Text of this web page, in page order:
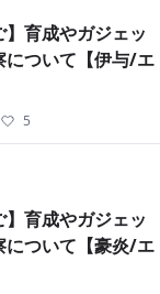
】育成やガジェッ
について【伊与/エ
5
】育成やガジェッ
について【豪炎/エ